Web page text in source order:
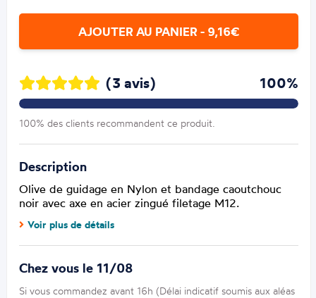
AJOUTER AU PANIER - 9,16€
(3 avis) 100%
100% des clients recommandent ce produit.
Description
Olive de guidage en Nylon et bandage caoutchouc
noir avec axe en acier zingué filetage M12.
Voir plus de détails
Chez vous le 11/08
Si vous commandez avant 16h (Délai indicatif soumis aux aléas